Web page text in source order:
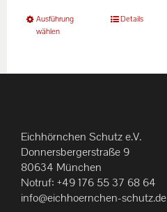
Ausführung
wählen
Dieses
mehrere
Die
Optionen
auf
der
Details
Eichhörnchen Schutz e.V.
Donnersbergerstraße 9
80634 München
Notruf: +49 176 55 37 68 64
info@eichhoernchen-schutz.de